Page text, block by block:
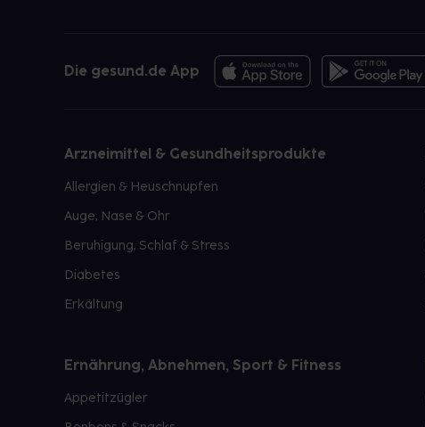
Die gesund.de App
Arzneimittel & Gesundheitsprodukte
Allergien & Heuschnupfen
Auge, Nase & Ohr
Beruhigung, Schlaf & Stress
Diabetes
Erkältung
Ernährung, Abnehmen, Sport & Fitness
Appetitzügler